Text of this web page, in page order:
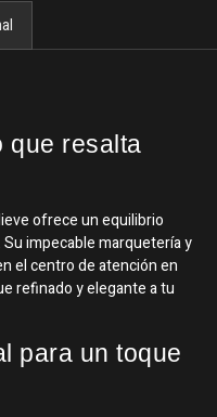
que resalta
ofrece un equilibrio
impecable marquetería y
el centro de atención en
refinado y elegante a tu
para un toque